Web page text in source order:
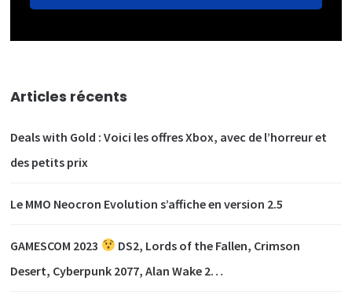
Articles récents
Deals with Gold : Voici les offres Xbox, avec de l’horreur et
des petits prix
Le MMO Neocron Evolution s’affiche en version 2.5
GAMESCOM 2023
DS2, Lords of the Fallen, Crimson
Desert, Cyberpunk 2077, Alan Wake 2…